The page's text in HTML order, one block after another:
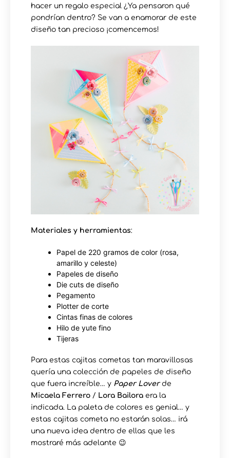
hacer un regalo especial ¿Ya pensaron qué
pondrían dentro? Se van a enamorar de este
diseño tan precioso ¡comencemos!
Materiales y herramientas:
Papel de 220 gramos de color (rosa,
amarillo y celeste)
Papeles de diseño
Die cuts de diseño
Pegamento
Plotter de corte
Cintas finas de colores
Hilo de yute fino
Tijeras
Para estas cajitas cometas tan maravillosas
quería una colección de papeles de diseño
que fuera increíble… y Paper Loverde
Micaela Ferrero / Lora Bailora era la
indicada. La paleta de colores es genial… y
estas cajitas cometa no estarán solas… irá
una nueva idea dentro de ellas que les
mostraré más adelante 😉